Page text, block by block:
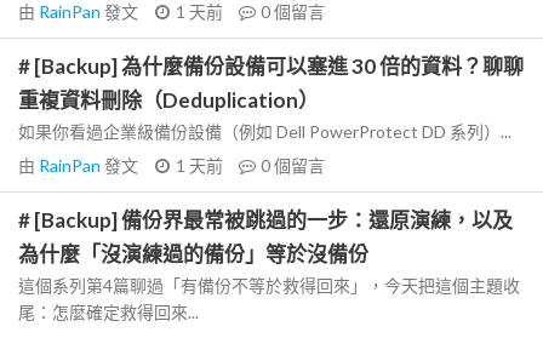
由 RainPan 發文 1 天前 0個留言
# [Backup] 為什麼備份設備可以塞進 30 倍的資料？聊聊
重複資料刪除（Deduplication）
如果你看過企業級備份設備（例如 Dell PowerProtect DD 系列）...
由 RainPan 發文 1 天前 0個留言
# [Backup] 備份界最常被跳過的一步：還原演練，以及
為什麼「沒演練過的備份」等於沒備份
這個系列第4篇聊過「有備份不等於救得回來」，今天把這個主題收
尾：怎麼確定救得回來...